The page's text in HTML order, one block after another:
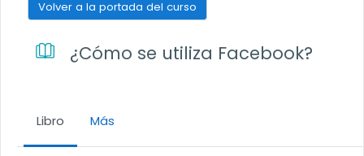
Volver a la portada del curso
¿Cómo se utiliza Facebook?
Libro Más